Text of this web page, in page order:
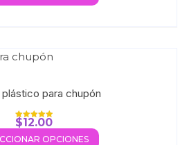
para chupón
Valorado con
5.00
de 5
$12.00
OPCIONES